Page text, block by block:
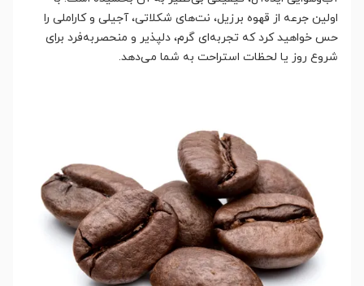
اولین جرعه از قهوه برزیل، نت‌های شکلاتی، آجیلی و کاراملی را
حس خواهید کرد که تجربه‌ای گرم، دلپذیر و منحصربه‌فرد برای
شروع روز یا لحظات استراحت به شما می‌دهد.